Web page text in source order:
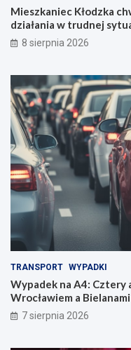
Mieszkaniec Kłodzka
działania w trudnej
8 sierpnia 2026
TRANSPORT WYPADKI
Wypadek na A4: Cztery
Wrocławiem a Bielanami
7 sierpnia 2026